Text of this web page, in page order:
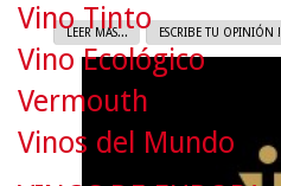
LEER MAS... ESCRIBE TU OPINIÓN !
Vino Tinto
Vino Ecológico
Vermouth
Vinos del Mundo